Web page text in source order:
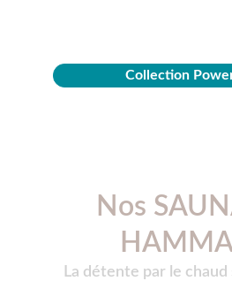
Collection
Nos
La détente par le